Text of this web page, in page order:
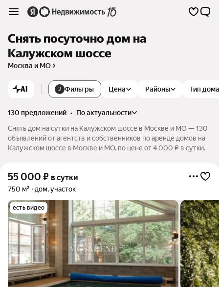
Снять посуточно дом на
Калужском шоссе
Москва и МО
AI 2 Фильтры Цена Районы Тип дома
130 предложений •
по актуальности
Снять дом на сутки на Калужском шоссе в Москве и МО — 130
объявлений от агентств и собственников по аренде домов на
Калужском шоссе в Москве и МО. по цене от 4 000 ₽ в сутки.
55 000 ₽ в сутки
750 м² дом, участок
есть видео